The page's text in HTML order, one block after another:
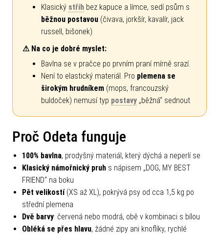
Klasický střih bez kapuce a límce, sedí psům s
běžnou postavou (čivava, jorkšír, kavalír, jack
russell, bišonek)
⚠ Na co je dobré myslet:
Bavlna se v pračce po prvním praní mírně srazí.
Není to elastický materiál. Pro plemena se
širokým hrudníkem (mops, francouzský
buldoček) nemusí typ postavy „běžná“ sednout
Proč Odeta funguje
100% bavlna, prodyšný materiál, který dýchá a neperlí se
Klasický námořnický pruh s nápisem „DOG, MY BEST
FRIEND“ na boku
Pět velikostí(XS až XL), pokrývá psy od cca 1,5 kg po
střední plemena
Dvě barvy: červená nebo modrá, obě v kombinaci s bílou
Obléká se přes hlavu, žádné zipy ani knoflíky, rychlé